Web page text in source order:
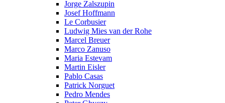
Jorge Zalszupin
Josef Hoffmann
Le Corbusier
Ludwig Mies van der Rohe
Marcel Breuer
Marco Zanuso
Maria Estevam
Martin Eisler
Pablo Casas
Patrick Norguet
Pedro Mendes